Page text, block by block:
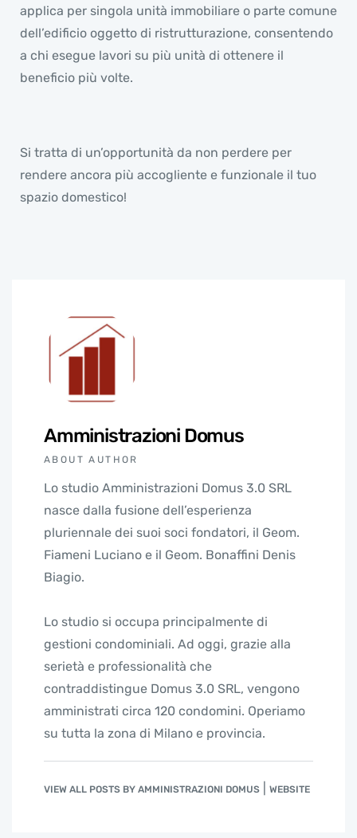
applica per singola unità immobiliare o parte comune
dell’edificio oggetto di ristrutturazione, consentendo
a chi esegue lavori su più unità di ottenere il
beneficio più volte.
Si tratta di un’opportunità da non perdere per
rendere ancora più accogliente e funzionale il tuo
spazio domestico!
Amministrazioni Domus
ABOUT AUTHOR
Lo studio Amministrazioni Domus 3.0 SRL
nasce dalla fusione dell’esperienza
pluriennale dei suoi soci fondatori, il Geom.
Fiameni Luciano e il Geom. Bonaffini Denis
Biagio.
Lo studio si occupa principalmente di
gestioni condominiali. Ad oggi, grazie alla
serietà e professionalità che
contraddistingue Domus 3.0 SRL, vengono
amministrati circa 120 condomini. Operiamo
su tutta la zona di Milano e provincia.
VIEW ALL POSTS BY AMMINISTRAZIONI DOMUS WEBSITE